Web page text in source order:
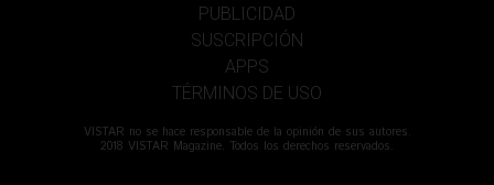
PUBLICIDAD
SUSCRIPCIÓN
APPS
TÉRMINOS DE USO
VISTAR no se hace responsable de la opinión de sus autores.
2018 VISTAR Magazine. Todos los derechos reservados.